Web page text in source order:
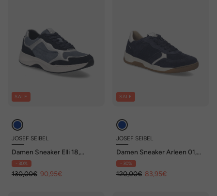
SALE
JOSEF SEIBEL
Damen Sneaker Elli 18,
ocean-multi
- 30%
130,00€ 90,95€
SALE
JOSEF SEIBEL
Damen Sneaker Arleen 01,
ocean-multi
- 30%
120,00€ 83,95€